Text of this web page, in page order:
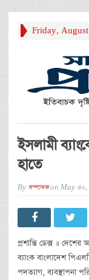
Friday,
ইসলামী
হাতে
By সম্পাদকon May 30,
প্রশান্তি ডেক্স ॥ দেশের
ব্যাংক বাংলাদেশ
পদত্যাগ, ব্যবস্থাপনা